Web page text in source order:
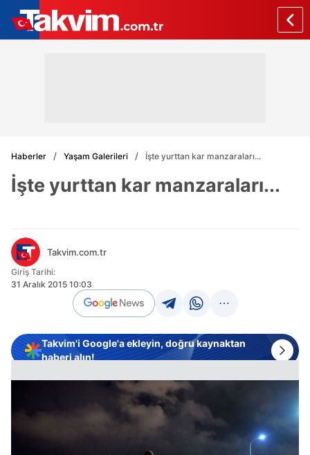
Haberler Yaşam Galerileri İşte yurttan kar manzaraları...
İşte yurttan kar manzaraları...
Takvim.com.tr
Giriş Tarihi:
31 Aralık 2015 10:03
Takvim'i Google'a ekleyin, doğru kaynaktan
haberi alın!